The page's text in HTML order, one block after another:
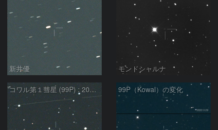
新井優 モンドシャルナ
コワル第１彗星 (99P) : 2022/05/29 99P（Kowal）の変化